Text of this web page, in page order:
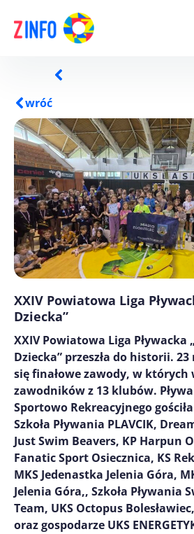
wróć
XXIV Powiatowa Liga
Dziecka”
XXIV Powiatowa Liga Pływacka
Dziecka” przeszła do historii. 23
się finałowe zawody, w których
zawodników z 13 klubów.
Sportowo Rekreacyjnego
Szkoła Pływania PLAVCIK,
Just Swim Beavers, KP Harpun
Fanatic Sport Osiecznica, KS
MKS Jedenastka Jelenia Góra,
Jelenia Góra,, Szkoła Pływania
Team, UKS Octopus
oraz gospodarze UKS